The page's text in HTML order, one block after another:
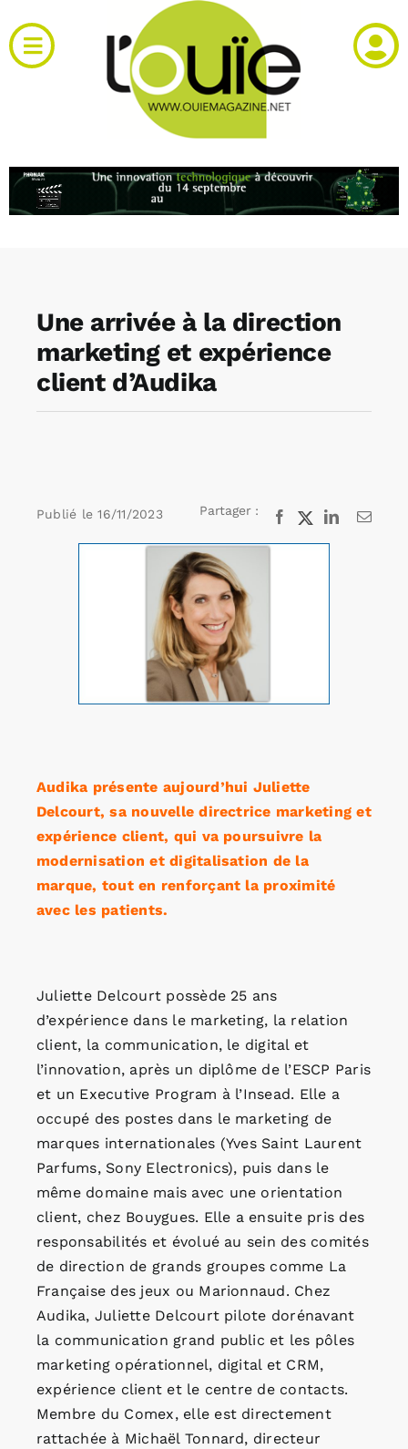
au
contenu
Toggle
Navigation
RH et emploi
Annonces emploi
Une arrivée à la direction
marketing et expérience
client d’Audika
Publié le 16/11/2023 Partager : Facebook
X LinkedInEmail
Audika présente aujourd’hui Juliette
Delcourt, sa nouvelle directrice marketing et
expérience client, qui va poursuivre la
modernisation et digitalisation de la
marque, tout en renforçant la proximité
avec les patients.
Juliette Delcourt possède 25 ans
d’expérience dans le marketing, la relation
client, la communication, le digital et
l’innovation, après un diplôme de l’ESCP Paris
et un Executive Program à l’Insead. Elle a
occupé des postes dans le marketing de
marques internationales (Yves Saint Laurent
Parfums, Sony Electronics), puis dans le
même domaine mais avec une orientation
client, chez Bouygues. Elle a ensuite pris des
responsabilités et évolué au sein des comités
de direction de grands groupes comme La
Française des jeux ou Marionnaud. Chez
Audika, Juliette Delcourt pilote dorénavant
la communication grand public et les pôles
marketing opérationnel, digital et CRM,
expérience client et le centre de contacts.
Membre du Comex, elle est directement
rattachée à Michaël Tonnard, directeur